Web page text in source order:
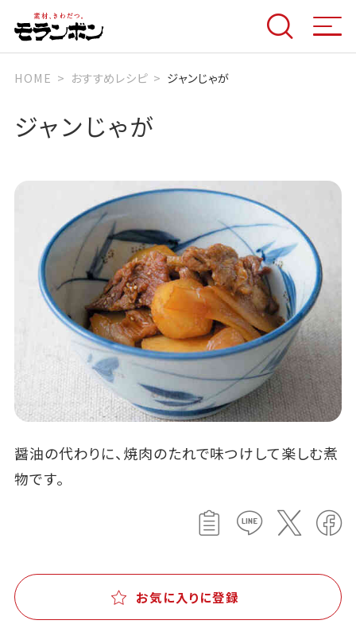
HOME おすすめレシピ ジャンじゃが
ジャンじゃが
醤油の代わりに、焼肉のたれで味つけして楽しむ煮
物です。
お気に入りに登録